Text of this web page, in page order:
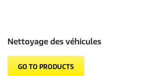
Nettoyage des véhicules
GO TO PRODUCTS